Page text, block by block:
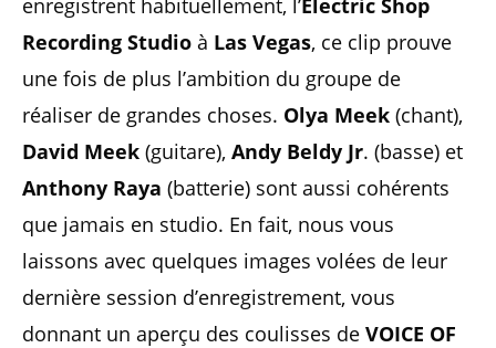
enregistrent habituellement, l’Electric Shop
Recording Studio à Las Vegas, ce clip prouve
une fois de plus l’ambition du groupe de
réaliser de grandes choses. Olya Meek (chant),
David Meek (guitare), Andy Beldy Jr. (basse) et
Anthony Raya (batterie) sont aussi cohérents
que jamais en studio. En fait, nous vous
laissons avec quelques images volées de leur
dernière session d’enregistrement, vous
donnant un aperçu des coulisses de VOICE OF